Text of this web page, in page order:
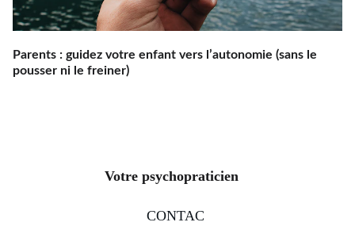
Parents : guidez votre enfant vers l’autonomie (sans le
pousser ni le freiner)
Votre psychopraticien
CONTAC